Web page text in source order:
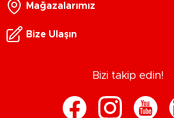
Mağazalarımız
Bize Ulaşın
Bizi takip edin!